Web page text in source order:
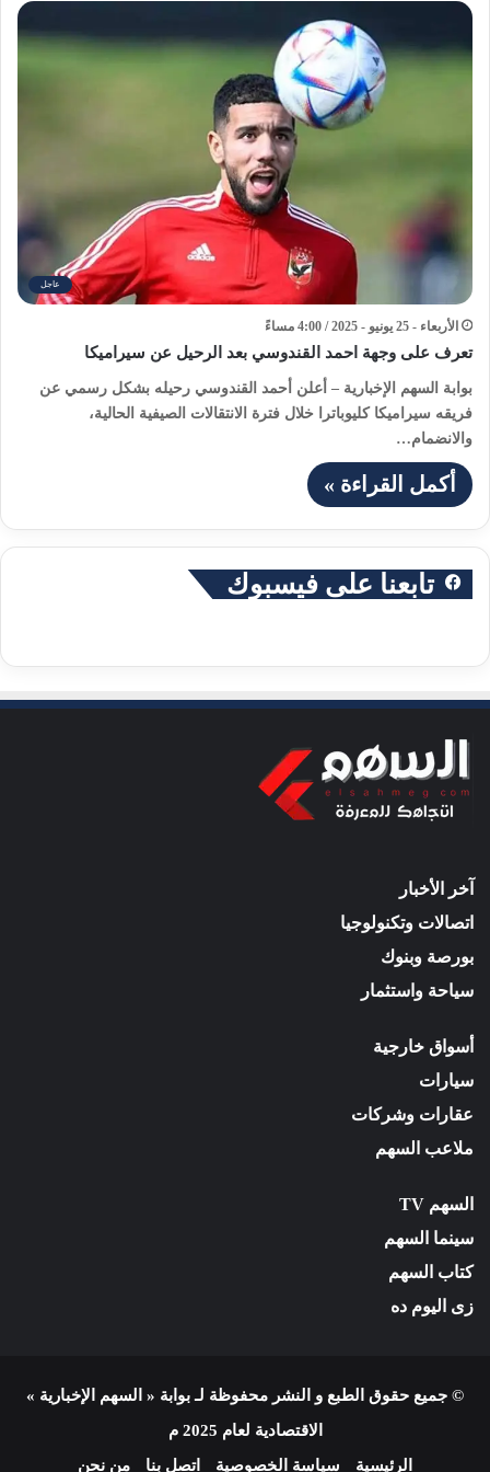
عاجل
الأربعاء - 25 يونيو - 2025 / 4:00 مساءً
تعرف على وجهة احمد القندوسي بعد الرحيل عن سيراميكا
بوابة السهم الإخبارية – أعلن أحمد القندوسي رحيله بشكل رسمي عن
فريقه سيراميكا كليوباترا خلال فترة الانتقالات الصيفية الحالية،
والانضمام…
أكمل القراءة »
تابعنا على فيسبوك
آخر الأخبار
اتصالات وتكنولوجيا
بورصة وبنوك
سياحة واستثمار
أسواق خارجية
سيارات
عقارات وشركات
ملاعب السهم
السهم TV
سينما السهم
كتاب السهم
زى اليوم ده
© جميع حقوق الطبع و النشر محفوظة لـ بوابة « السهم الإخبارية »
الاقتصادية لعام 2025 م
الرئيسية
سياسة الخصوصية اتصل بنا من نحن